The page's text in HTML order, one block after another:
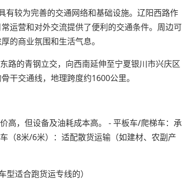
有较为完善的交通网络和基础设施。辽阳西路作
运营和对外交流提供了便利的交通条件。周边可
的商业氛围和生活气息。
路的青钢立交，向西南延伸至宁夏银川市兴庆区
干交通线，地理跨度约1600公里。
高，但设备及油耗成本高。 - 平板车/爬梯车：承
（8米/6米）：适配散货运输（如建材、农副产